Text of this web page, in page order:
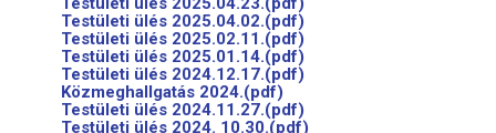
Testületi ülés 2025.04.02.(pdf)
Testületi ülés 2025.02.11.(pdf)
Testületi ülés 2025.01.14.(pdf)
Testületi ülés 2024.12.17.(pdf)
Közmeghallgatás 2024.(pdf)
Testületi ülés 2024.11.27.(pdf)
Testületi ülés 2024. 10.30.(pdf)